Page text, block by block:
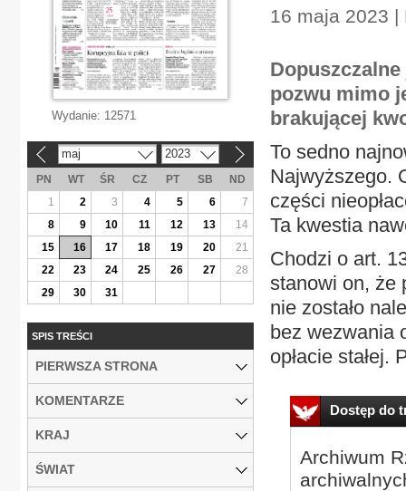
16 maja 2023 |
pozwu mimo
brakującej
To sedno
Najwyższego.
części
Ta kwestia
Chodzi o art.
stanowi on, że
nie zostało
bez wezwania
opłacie stałej.
Dostęp do
Archiwum
Wydanie: 12571
maj 2023
PN WT ŚR CZ PT SB
ND
1
2 3 4 5 6
7
8
9 10 11 12 13
14
15
16 17 18 19 20
21
22
23 24 25 26 27
28
29
30 31
SPIS TREŚCI
PIERWSZA STRONA
KOMENTARZE
KRAJ
ŚWIAT